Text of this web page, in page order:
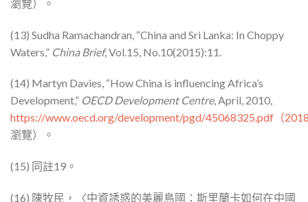
瀏覽）。
(13) Sudha Ramachandran, “China and Sri Lanka: In Choppy
Waters,” China Brief, Vol.15, No.10(2015):11.
(14) Martyn Davies, “How China is influencing Africa’s
Development,” OECD Development Centre, April, 2010,
https://www.oecd.org/development/pgd/45068325.pdf（
瀏覽）。
(15) 同註19。
(16) 陳牧民，〈中資誘惑的美麗島國：斯里蘭卡如何在中國